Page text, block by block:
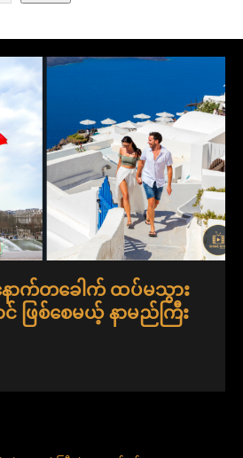
နောက်တခေါက် ထပ်မသွား
ဖြစ်စေမယ့် နာမည်ကြီး